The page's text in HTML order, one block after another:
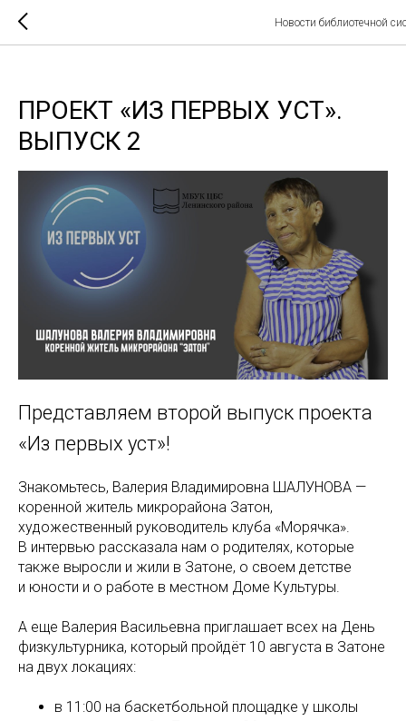
Новости библиотечной
ПРОЕКТ «ИЗ ПЕРВЫХ УСТ».
ВЫПУСК 2
Представляем второй выпуск проекта
«Из первых уст»!
Знакомьтесь, Валерия Владимировна ШАЛУНОВА —
коренной житель микрорайона Затон,
художественный руководитель клуба «Морячка».
В интервью рассказала нам о родителях, которые
также выросли и жили в Затоне, о своем детстве
и юности и о работе в местном Доме Культуры.
А еще Валерия Васильевна приглашает всех на День
физкультурника, который пройдёт 10 августа в Затоне
на двух локациях:
в 11:00 на баскетбольной площадке у школы